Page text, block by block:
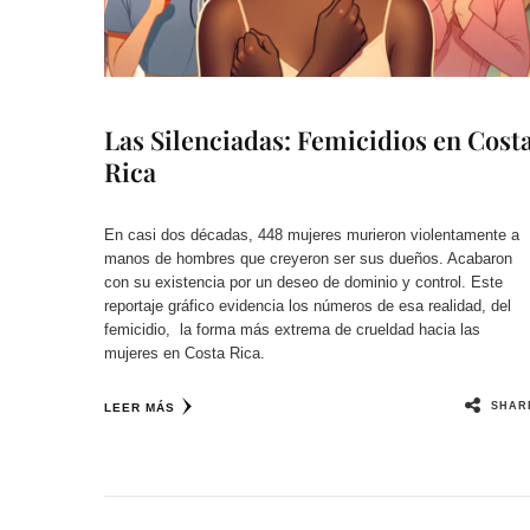
Las Silenciadas: Femicidios en
Rica
En casi dos décadas, 448 mujeres murieron violentamente a
manos de hombres que creyeron ser sus dueños. Acabaron
con su existencia por un deseo de dominio y control. Este
reportaje gráfico evidencia los números de esa realidad, del
femicidio, la forma más extrema de crueldad hacia las
mujeres en Costa Rica.
LEER MÁS